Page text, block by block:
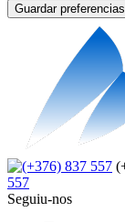
Guardar
557
Seguiu-nos